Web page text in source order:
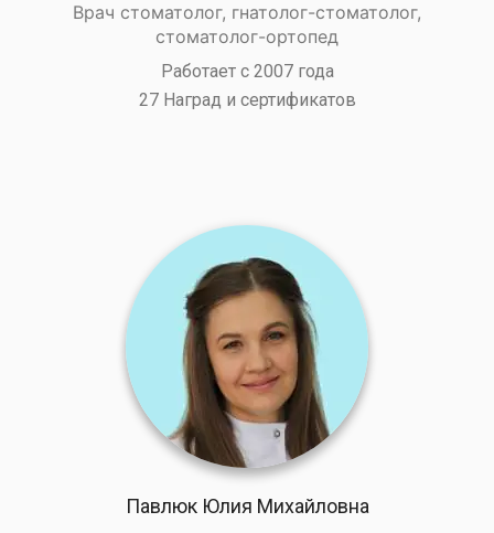
Врач стоматолог, гнатолог-стоматолог,
стоматолог-ортопед
Работает с 2007 года
27 Наград и сертификатов
Павлюк Юлия Михайловна